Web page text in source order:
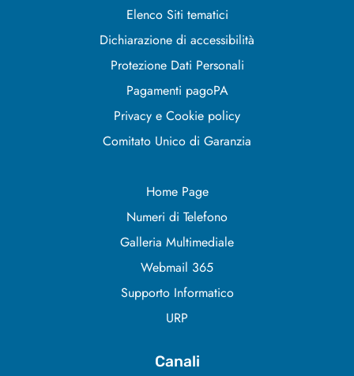
Elenco Siti tematici
Dichiarazione di accessibilità
Protezione Dati Personali
Pagamenti pagoPA
Privacy e Cookie policy
Comitato Unico di Garanzia
Home Page
Numeri di Telefono
Galleria Multimediale
Webmail 365
Supporto Informatico
URP
Canali